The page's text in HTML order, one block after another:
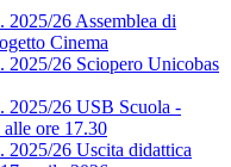
2025/26 Assemblea di
Cinema
2025/26 Sciopero Unicobas
2025/26 USB Scuola -
alle ore 17.30
2025/26 Uscita didattica